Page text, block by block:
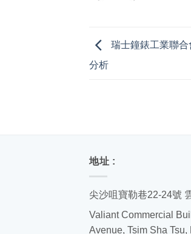
瑞士鐘錶工業聯
分析
地址 :
尖沙咀寶勒巷22-24號
Valiant Commercial
Avenue, Tsim Sha Tsu,